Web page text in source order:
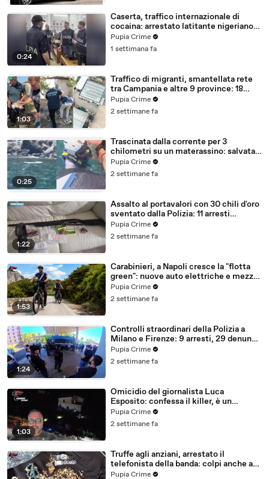
0:24
Caserta, traffico internazionale di
cocaina: arrestato latitante nigeriano
ricercato dal 2019 (28.07.26)
Pupia Crime
1 settimana fa
1:03
Traffico di migranti, smantellata rete
tra Campania e altre 9 province: 18
arresti (27.07.26)
Pupia Crime
2 settimane fa
0:25
Trascinata dalla corrente per 3
chilometri su un materassino: salvata
dalla Polizia (25.07.26)
Pupia Crime
2 settimane fa
1:22
Assalto al portavalori con 30 chili d'oro
sventato dalla Polizia: 11 arresti
(25.07.26)
Pupia Crime
2 settimane fa
1:53
Carabinieri, a Napoli cresce la "flotta
green": nuove auto elettriche e mezzi
sostenibili anche sulle isole (25.07.26)
Pupia Crime
2 settimane fa
1:24
Controlli straordinari della Polizia a
Milano e Firenze: 9 arresti, 29 denunce
e oltre 7mila persone identificate
(25.07.26)
Pupia Crime
2 settimane fa
1:03
Omicidio del giornalista Luca
Esposito: confessa il killer, è un
26enne tunisino (25.07.26)
Pupia Crime
2 settimane fa
Truffe agli anziani, arrestato il
telefonista della banda: colpi anche ad
Aversa, oltre 300mila euro il bottino
Pupia Crime